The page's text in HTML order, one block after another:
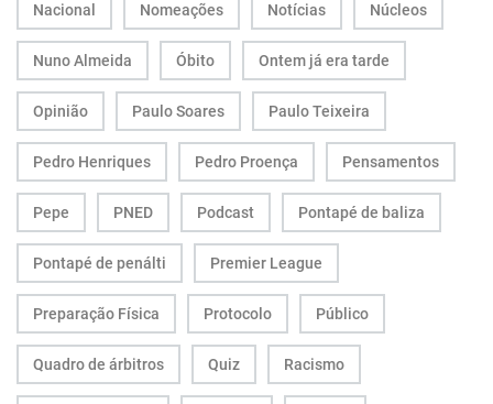
Nacional Nomeações Notícias Núcleos
Nuno Almeida Óbito Ontem já era tarde
Opinião Paulo Soares Paulo Teixeira
Pedro Henriques Pedro Proença Pensamentos
Pepe PNED Podcast Pontapé de baliza
Pontapé de penálti Premier League
Preparação Física Protocolo Público
Quadro de árbitros Quiz Racismo